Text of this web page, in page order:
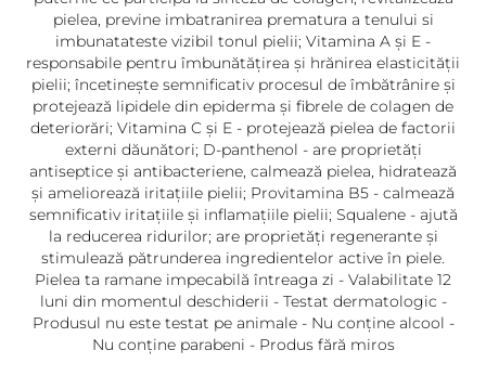
pielea, previne imbatranirea prematura a tenului si
imbunatateste vizibil tonul pielii; Vitamina A și E -
responsabile pentru îmbunătățirea și hrănirea elasticității
pielii; încetinește semnificativ procesul de îmbătrânire și
protejează lipidele din epiderma și fibrele de colagen de
deteriorări; Vitamina C și E - protejează pielea de factorii
externi dăunători; D-panthenol - are proprietăți
antiseptice și antibacteriene, calmează pielea, hidratează
și ameliorează iritațiile pielii; Provitamina B5 - calmează
semnificativ iritațiile și inflamațiile pielii; Squalene - ajută
la reducerea ridurilor; are proprietăți regenerante și
stimulează pătrunderea ingredientelor active în piele.
Pielea ta ramane impecabilă întreaga zi - Valabilitate 12
luni din momentul deschiderii - Testat dermatologic -
Produsul nu este testat pe animale - Nu conține alcool -
Nu conține parabeni - Produs fără miros